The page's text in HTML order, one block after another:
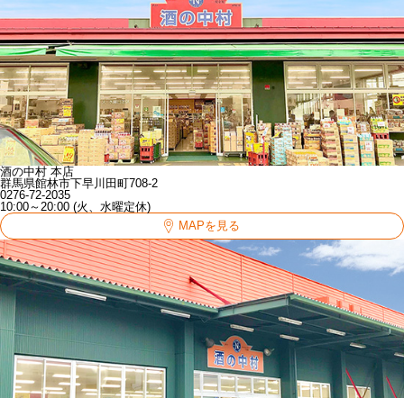
酒の中村 本店
群馬県館林市下早川田町708-2
0276-72-2035
10:00～20:00 (火、水曜定休)
MAPを見る